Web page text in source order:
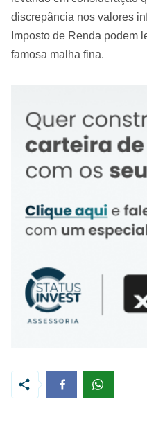
discrepância nos valores
Imposto de Renda podem
famosa malha fina.